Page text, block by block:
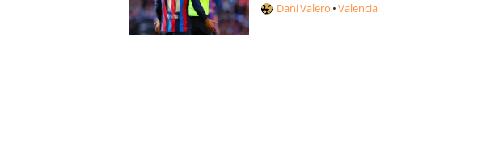
Dani Valero Valencia